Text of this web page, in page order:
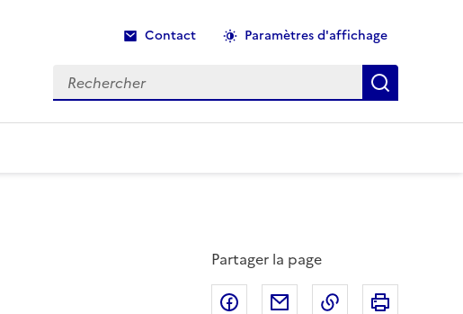
Contact Paramètres d'affichage
Rechercher Recherche
Partager la page
Partager sur Facebook
Partager par email
Copier dans le